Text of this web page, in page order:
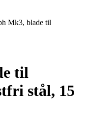
Mk3, blade til
til
stål, 15